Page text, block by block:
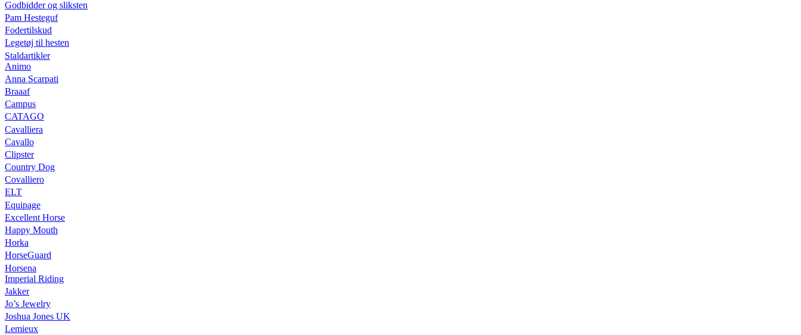
Godbidder og sliksten
Pam Hesteguf
Fodertilskud
Legetøj til hesten
Staldartikler
Animo
Anna Scarpati
Braaaf
Campus
CATAGO
Cavalliera
Cavallo
Clipster
Country Dog
Covalliero
ELT
Equipage
Excellent Horse
Happy Mouth
Horka
HorseGuard
Horsena
Imperial Riding
Jakker
Jo’s Jewelry
Joshua Jones UK
Lemieux